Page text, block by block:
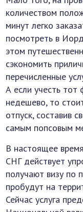
количеством
минут легко
посмотреть в
этом
сэкономить
перечисленные
А если учесть тот
недешево, то
отпуск, составив
самым попсовым
В настоящее
СНГ действует
получают визу по
пробудут на
Сейчас услуга